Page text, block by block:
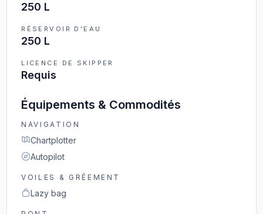
250 L
RÉSERVOIR D'EAU
250 L
LICENCE DE SKIPPER
Requis
Équipements & Commodités
NAVIGATION
Chartplotter
Autopilot
VOILES & GRÉEMENT
Lazy bag